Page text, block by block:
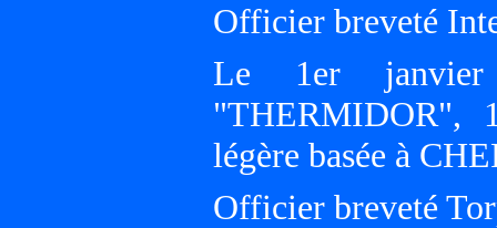
Officier breveté
Le 1er janvier
"THERMIDOR",
légère basée à
Officier breveté